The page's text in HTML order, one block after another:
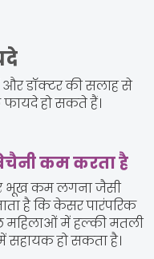
और डॉक्टर की सलाह से
हो सकते हैं।
कम करता है
भूख कम लगना जैसी
है कि केसर पारंपरिक
में हल्की मतली
हो सकता है।